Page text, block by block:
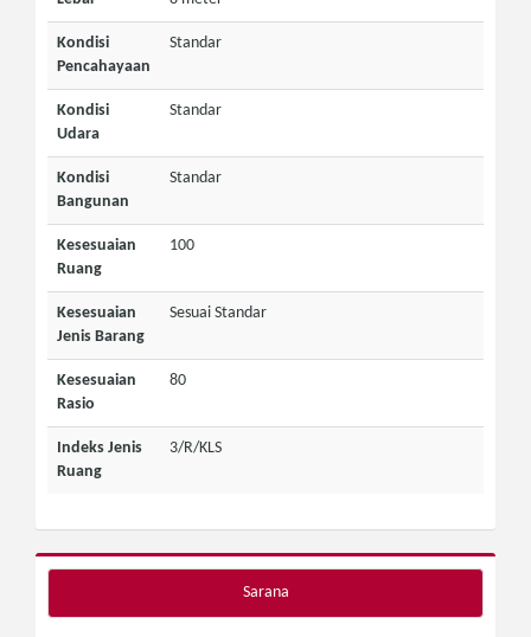
Kondisi
Pencahayaan
Standar
Kondisi
Udara
Standar
Kondisi
Bangunan
Standar
Kesesuaian
Ruang
100
Kesesuaian
Jenis Barang
Sesuai Standar
Kesesuaian
Rasio
80
Indeks Jenis
Ruang
3/R/KLS
Sarana